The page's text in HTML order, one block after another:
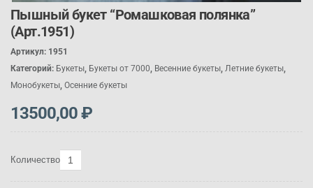
Пышный букет “Ромашковая полянка”
(Арт.1951)
Артикул: 1951
Категорий: Букеты Букеты от 7000 Весенние букеты Летние букеты
Монобукеты Осенние букеты
13500,00₽
КоличествоКоличество